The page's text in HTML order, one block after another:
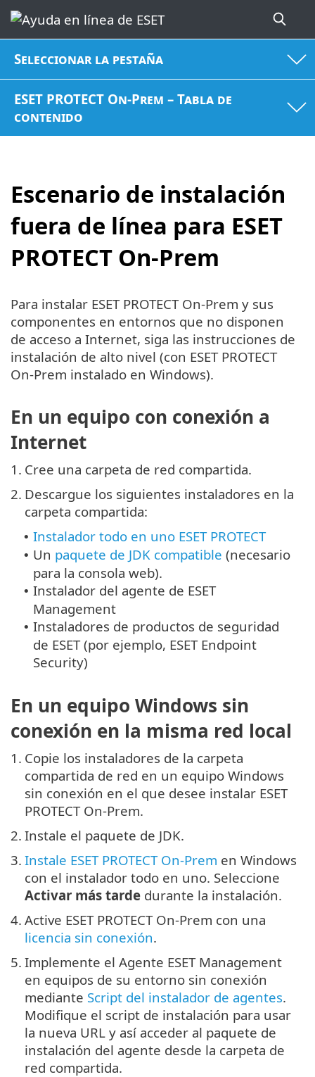
Seleccionar la pestaña
ESET PROTECT On-Prem – Tabla de
contenido
Escenario de instalación
fuera de línea para ESET
PROTECT On-Prem
Para instalar ESET PROTECT On-Prem y sus
componentes en entornos que no disponen
de acceso a Internet, siga las instrucciones de
instalación de alto nivel (con ESET PROTECT
On-Prem instalado en Windows).
En un equipo con conexión a
Internet
1. Cree una carpeta de red compartida.
2. Descargue los siguientes instaladores en la
carpeta compartida:
• Instalador todo en uno ESET PROTECT
• Un paquete de JDK compatible (necesario
para la consola web).
• Instalador del agente de ESET
Management
• Instaladores de productos de seguridad
de ESET (por ejemplo, ESET Endpoint
Security)
En un equipo Windows sin
conexión en la misma red local
1. Copie los instaladores de la carpeta
compartida de red en un equipo Windows
sin conexión en el que desee instalar ESET
PROTECT On-Prem.
2. Instale el paquete de JDK.
3. Instale ESET PROTECT On-Prem en Windows
con el instalador todo en uno. Seleccione
Activar más tarde durante la instalación.
4. Active ESET PROTECT On-Prem con una
licencia sin conexión.
5. Implemente el Agente ESET Management
en equipos de su entorno sin conexión
mediante Script del instalador de agentes.
Modifique el script de instalación para usar
la nueva URL y así acceder al paquete de
instalación del agente desde la carpeta de
red compartida.